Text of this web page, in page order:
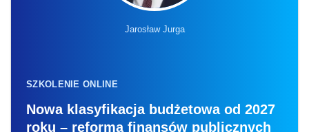
Jarosław Jurga
SZKOLENIE ONLINE
Nowa klasyfikacja budżetowa od 2027
roku – reforma finansów publicznych